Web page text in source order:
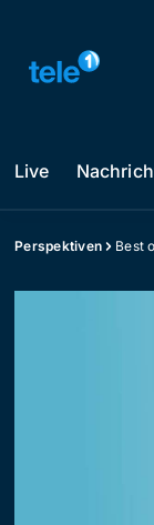
Live
Perspektiven Best